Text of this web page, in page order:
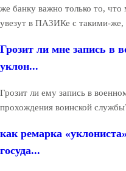
же банку важно только то,
увезут в ПАЗИКе с такими-же,
Грозит ли мне запись в
уклон...
Грозит ли ему запись в
прохождения воинской
как ремарка
госуда...